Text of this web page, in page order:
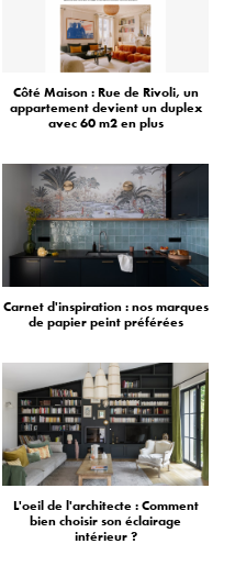
Côté Maison : Rue de Rivoli, un
appartement devient un duplex
avec 60 m2 en plus
Carnet d'inspiration : nos marques
de papier peint préférées
L'oeil de l'architecte : Comment
bien choisir son éclairage
intérieur ?